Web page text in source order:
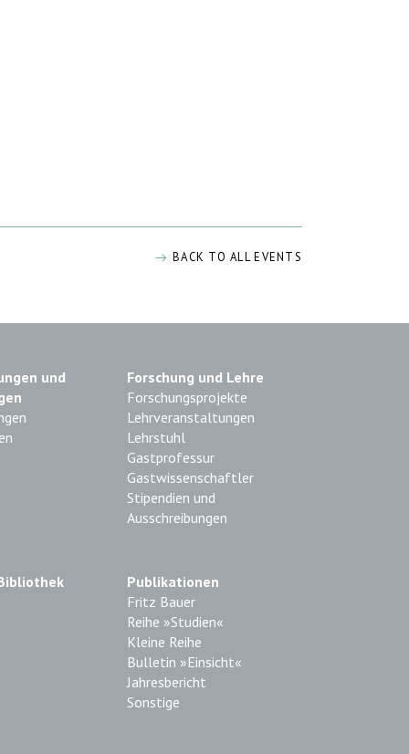
BACK TO ALL EVENTS
und
Forschung und Lehre
Forschungsprojekte
Lehrveranstaltungen
Lehrstuhl
Gastprofessur
Gastwissenschaftler
Stipendien und
Ausschreibungen
Publikationen
Fritz Bauer
Reihe »Studien«
Kleine Reihe
Bulletin »Einsicht«
Jahresbericht
Sonstige